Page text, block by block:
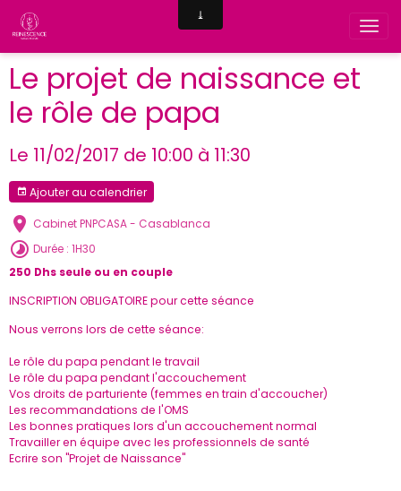
Le projet de naissance et
le rôle de papa
Le 11/02/2017 de 10:00 à 11:30
Ajouter au calendrier
Cabinet PNPCASA - Casablanca
Durée : 1H30
250 Dhs seule ou en couple
INSCRIPTION OBLIGATOIRE pour cette séance
Nous verrons lors de cette séance:
Le rôle du papa pendant le travail
Le rôle du papa pendant l'accouchement
Vos droits de parturiente (femmes en train d'accoucher)
Les recommandations de l'OMS
Les bonnes pratiques lors d'un accouchement normal
Travailler en équipe avec les professionnels de santé
Ecrire son "Projet de Naissance"